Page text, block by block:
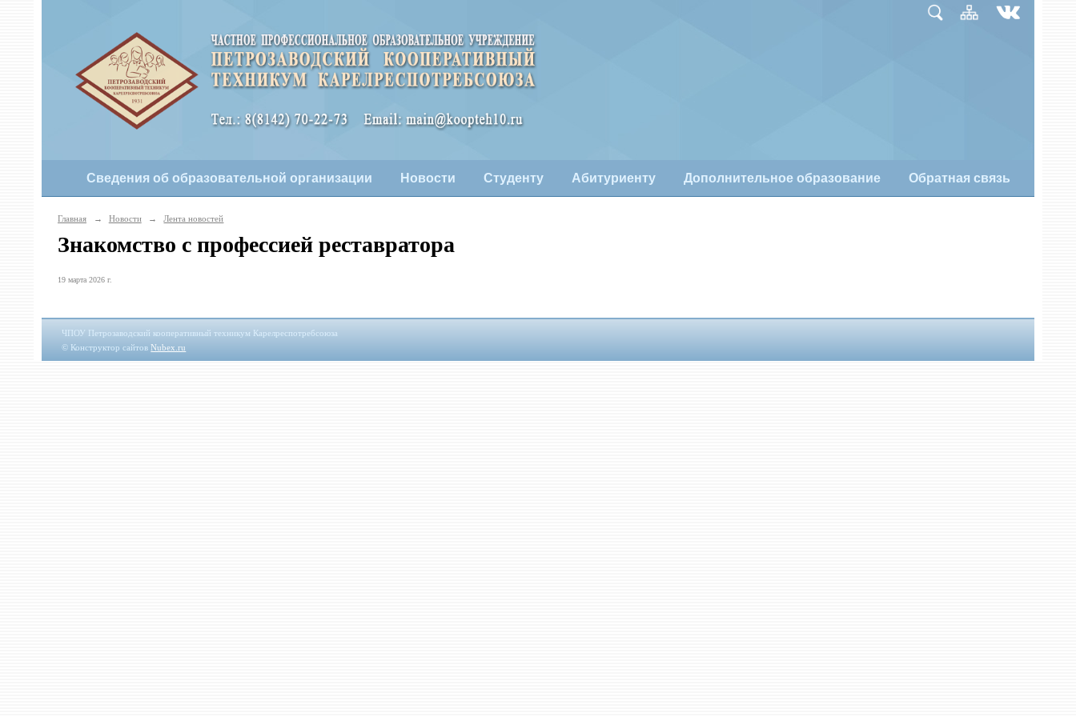
Сведения об образовательной организации Новости Студенту Абитуриенту Дополнительное образование Обратная связь
Главная → Новости → Лента новостей
Знакомство с профессией реставратора
19 марта 2026 г.
ЧПОУ Петрозаводский кооперативный техникум Карелреспотребсоюза
© Конструктор сайтовNubex.ru